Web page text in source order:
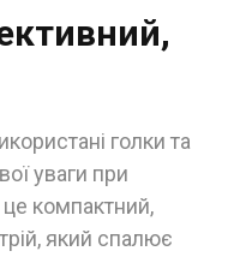
голки та
уваги при
це компактний,
який спалює